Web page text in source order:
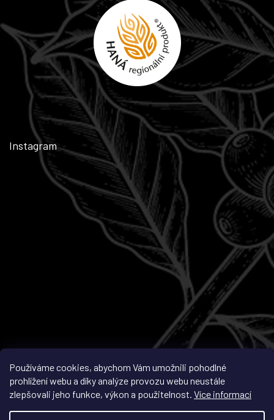
Používáme cookies, abychom Vám umožnili pohodlné
prohlížení webu a díky analýze provozu webu neustále
zlepšovali jeho funkce, výkon a použitelnost. Více informací
Instagram
Sledovat na Instagramu
Vytvořil Shoptet